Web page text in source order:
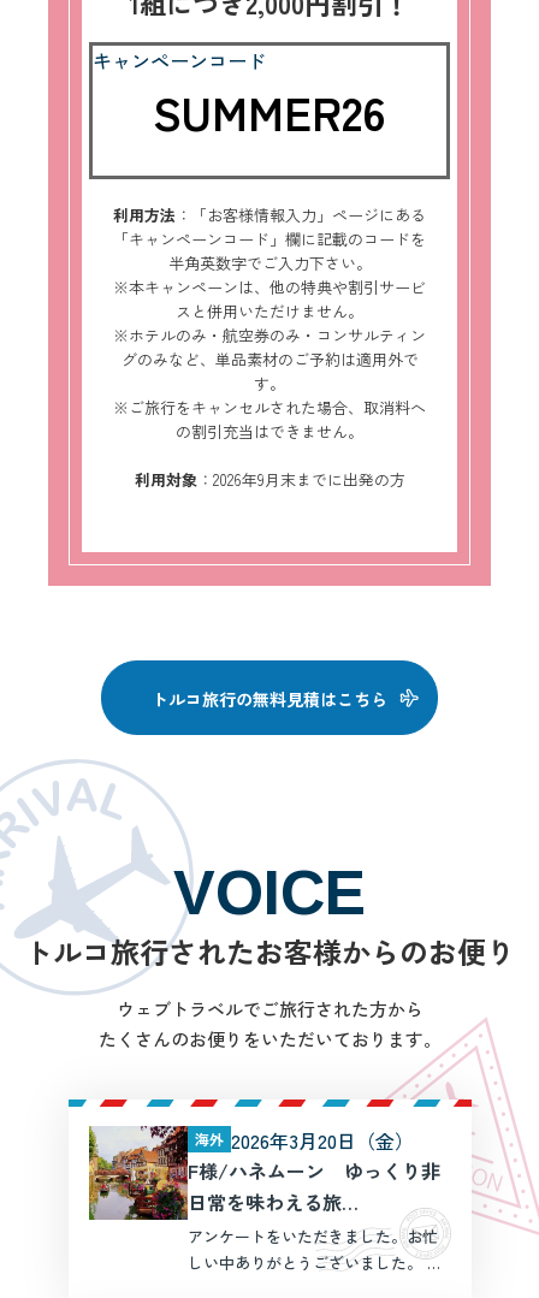
キャンペーンコード
SUMMER26
利用方法 ：「お客様情報入力」ページにある
「キャンペーンコード」欄に記載のコードを
半角英数字でご入力下さい。
※本キャンペーンは、他の特典や割引サービ
スと併用いただけません。
※ホテルのみ・航空券のみ・コンサルティン
グのみなど、単品素材のご予約は適用外で
す。
※ご旅行をキャンセルされた場合、取消料へ
の割引充当はできません。
利用対象：2026年9月末までに出発の方
トルコ旅行の無料見積はこちら
VOICE
トルコ旅行されたお客様からのお便り
ウェブトラベルでご旅行された方から
たくさんのお便りをいただいております。
海外 2026年3月20日（金）
F様/ハネムーン ゆっくり非
日常を味わえる旅
++++++++++++++
+++
アンケートをいただきました。お忙
しい中ありがとうございました。 信